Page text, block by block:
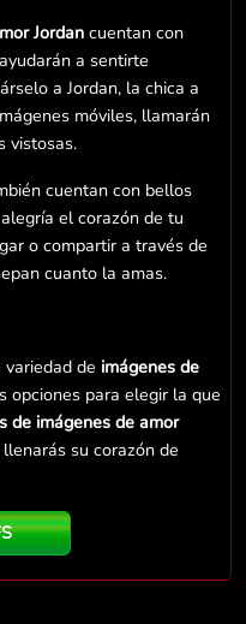
Jordan cuentan con
a sentirte
a Jordan, la chica a
móviles, llamarán
vistosas.
cuentan con bellos
el corazón de tu
o compartir a través de
cuanto la amas.
de imágenes de
opciones para elegir la que
de imágenes de amor
su corazón de